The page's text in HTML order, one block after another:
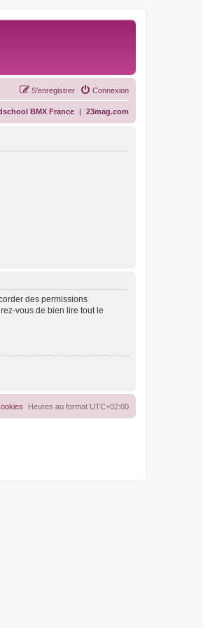
Connexion
S’enregistrer
23mag.com
|
BMX France
des permissions
vous de bien lire tout le
Heures au format UTC+02:00